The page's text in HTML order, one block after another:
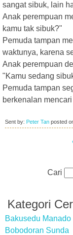
sangat sibuk, lain
Anak perempuan
kamu tak sibuk?"
Pemuda tampan
waktunya, karena
Anak perempuan
"Kamu sedang
Pemuda tampan
berkenalan
Sent by: Peter Tan posted
Cari
Kategori
Bakusedu Manado
Bobodoran Sunda